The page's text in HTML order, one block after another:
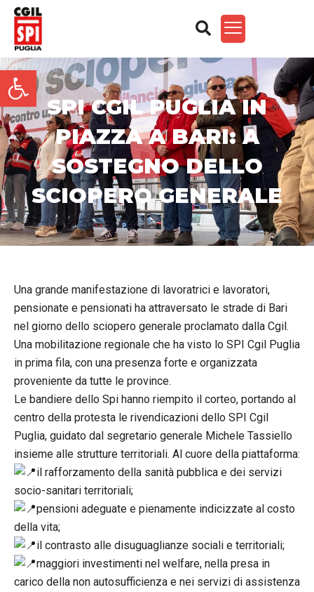
Apri la barra degli
SPI CGIL PUGLIA IN
PIAZZA A BARI: A
SOSTEGNO DELLO
SCIOPERO GENERALE
Una grande manifestazione di lavoratrici e lavoratori,
pensionate e pensionati ha attraversato le strade di Bari
nel giorno dello sciopero generale proclamato dalla Cgil.
Una mobilitazione regionale che ha visto lo SPI Cgil Puglia
in prima fila, con una presenza forte e organizzata
proveniente da tutte le province.
Le bandiere dello Spi hanno riempito il corteo, portando al
centro della protesta le rivendicazioni dello SPI Cgil
Puglia, guidato dal segretario generale Michele Tassiello
insieme alle strutture territoriali. Al cuore della piattaforma:
il rafforzamento della sanità pubblica e dei servizi
socio-sanitari territoriali;
pensioni adeguate e pienamente indicizzate al costo
della vita;
il contrasto alle disuguaglianze sociali e territoriali;
maggiori investimenti nel welfare, nella presa in
carico della non autosufficienza e nei servizi di assistenza